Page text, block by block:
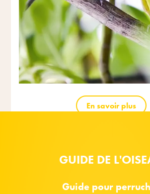
En savoir plus
GUIDE DE
Guide pour